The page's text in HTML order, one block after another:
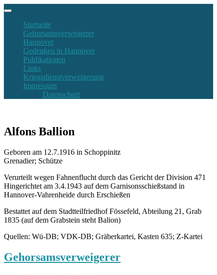
Startseite
Gehorsamsverweigerer
Hannover
Gedenken in Hannover
Publikationen
Links
Kriegsdienstverweigerung
Impressum
Datenschutz
Alfons Ballion
Geboren am 12.7.1916 in Schoppinitz
Grenadier; Schütze
Verurteilt wegen Fahnenflucht durch das Gericht der Division 471
Hingerichtet am 3.4.1943 auf dem Garnisonsschießstand in
Hannover-Vahrenheide durch Erschießen
Bestattet auf dem Stadtteilfriedhof Fössefeld, Abteilung 21, Grab
1835 (auf dem Grabstein steht Balion)
Quellen: Wü-DB; VDK-DB; Gräberkartei, Kasten 635; Z-Kartei
Gehorsamsverweigerer